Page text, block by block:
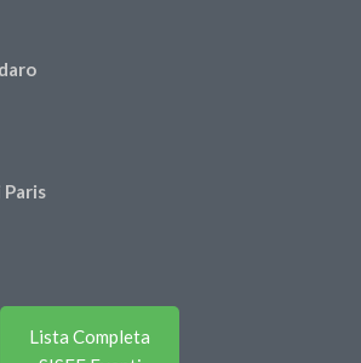
Lista Completa